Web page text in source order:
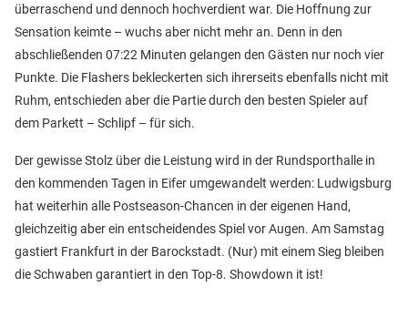
überraschend und dennoch hochverdient war. Die Hoffnung zur
Sensation keimte – wuchs aber nicht mehr an. Denn in den
abschließenden 07:22 Minuten gelangen den Gästen nur noch vier
Punkte. Die Flashers bekleckerten sich ihrerseits ebenfalls nicht mit
Ruhm, entschieden aber die Partie durch den besten Spieler auf
dem Parkett – Schlipf – für sich.
Der gewisse Stolz über die Leistung wird in der Rundsporthalle in
den kommenden Tagen in Eifer umgewandelt werden: Ludwigsburg
hat weiterhin alle Postseason-Chancen in der eigenen Hand,
gleichzeitig aber ein entscheidendes Spiel vor Augen. Am Samstag
gastiert Frankfurt in der Barockstadt. (Nur) mit einem Sieg bleiben
die Schwaben garantiert in den Top-8. Showdown it ist!